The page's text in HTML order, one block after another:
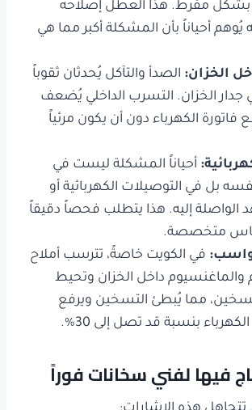
مفرط. هذا العطل إصلاحه
يُوهم أحياناً بأن المشكلة أكبر مما هي
الخزان: الصدأ والتآكل يُحدثان ثقوباً
الخزان. التسرب الداخلي يُضعف
فاتورة الكهرباء دون أن يكون مرئياً
: أحياناً المشكلة ليست في
بل في التوصيلات الكهربائية أو
الواصلة إليه. هذا يتطلب فحصاً دقيقاً
متخصصة.
: في الكويت خاصةً، تترسب أملاح
والماغنسيوم داخل الخزان وتحيط
مما يُبطئ التسخين ويرفع
بنسبة قد تصل إلى 30%.
فيها لفني سخانات فوراً